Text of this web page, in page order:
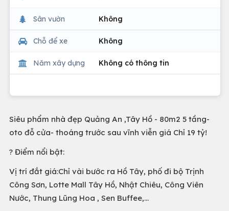
Sân vườn Không
Chỗ để xe Không
Năm xây dựng Không có thông tin
Siêu phẩm nhà đẹp Quảng An ,Tây Hồ - 80m2 5 tầng-
oto đỗ cửa- thoáng trước sau vĩnh viễn giá Chỉ 19 tỷ!
? Điểm nổi bật:
Vị trí đắt giá:Chỉ vài bước ra Hồ Tây, phố đi bộ Trịnh
Công Sơn, Lotte Mall Tây Hồ, Nhật Chiêu, Công Viên
Nước, Thung Lũng Hoa , Sen Buffee,...